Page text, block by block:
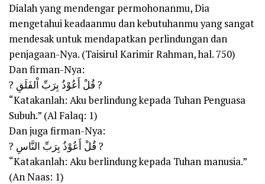
Dialah yang mendengar permohonanmu, Dia
mengetahui keadaanmu dan kebutuhanmu yang sangat
mendesak untuk mendapatkan perlindungan dan
penjagaan-Nya. (Taisirul Karimir Rahman, hal. 750)
Dan firman-Nya:
? قُلْ أَعُوْذُ بِرَبِّ اْلفَلَقِ ?
“Katakanlah: Aku berlindung kepada Tuhan Penguasa
Subuh.” (Al Falaq: 1)
Dan juga firman-Nya:
? قُلْ أَعُوْذُ بِرَبِّ النَّاسِ ?
“Katakanlah: Aku berlindung kepada Tuhan manusia.”
(An Naas: 1)